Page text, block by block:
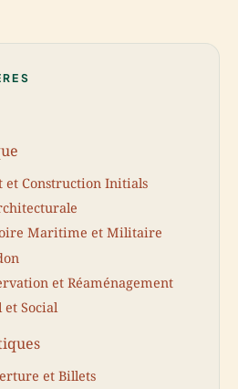
et Construction Initials
Maritime et Militaire
et Réaménagement
Social
et Billets